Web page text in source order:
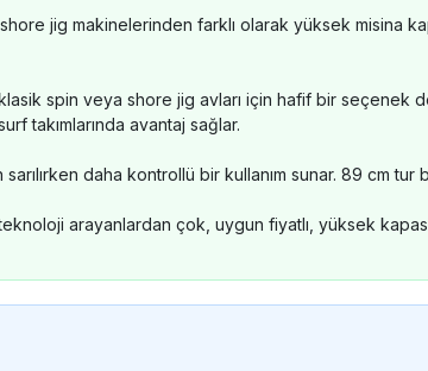
jig makinelerinden farklı olarak yüksek misina
spin veya shore jig avları için hafif bir seçenek
takımlarında avantaj sağlar.
daha kontrollü bir kullanım sunar. 89 cm
arayanlardan çok, uygun fiyatlı, yüksek